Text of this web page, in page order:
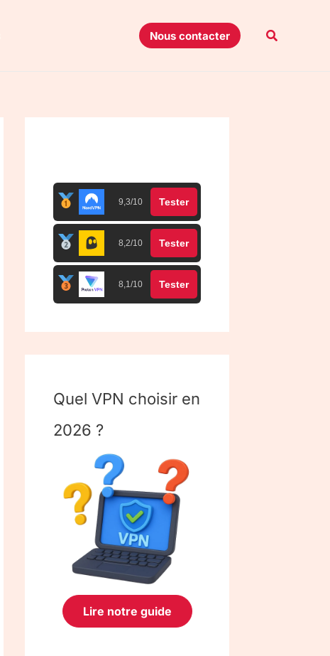
Nous contacter
9,3/10 Tester
8,2/10 Tester
8,1/10 Tester
Quel VPN choisir en
2026 ?
Lire notre guide